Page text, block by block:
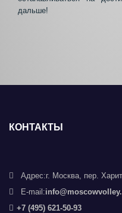
дальше!
КОНТАКТЫ
Адрес:г. Москва, пер.
E-mail:
+7 (495) 621-50-93